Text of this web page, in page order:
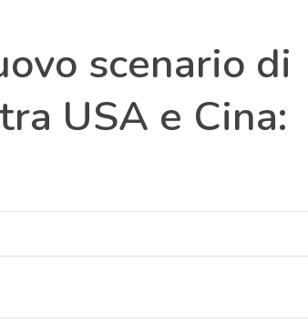
scenario di
USA e Cina: